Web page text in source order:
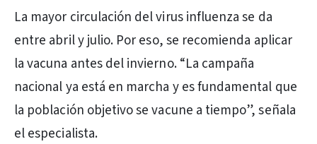
La mayor circulación del virus influenza se da
entre abril y julio. Por eso, se recomienda aplicar
la vacuna antes del invierno. “La campaña
nacional ya está en marcha y es fundamental que
la población objetivo se vacune a tiempo”, señala
el especialista.